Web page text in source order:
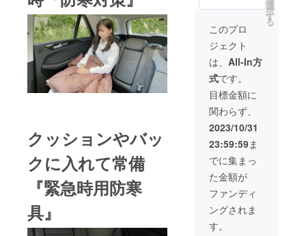
クッションやバッ
クに入れて常備
『緊急時用防寒
具』
状況、
材の供
給状
況、製
造工程
合等に
より出
荷時期
が遅れ
る場合
があり
ます。
格より
可能性
もござ
す。 ※
デザイ
ン・仕
様は変
更にな
性もご
ざいま
す。ご
了承く
ださ
い。 ※
ご注文
は付い
てませ
ん。 ※
スタッ
フバッ
クは付
いてい
ませ
ん。 ※
皆様の
ご支援
により
量産効
率が向
上した
場合、
正規販
売価格
×2枚 充
填物：
UD.LEG
ENDホ
ワイト
ダウン
90％
フェ
ザー
10％・
150ｇ
サイ
ズ：
150cm
×75cm
カ
ラー：
ブラウ
ン クッ
ション
選
択
す
る
このプロ
ジェクト
は、 All-In方
式です。
目標金額に
関わらず、
2023/10/31
23:59:59ま
でに集まっ
た金額が
ファンディ
ングされま
す。